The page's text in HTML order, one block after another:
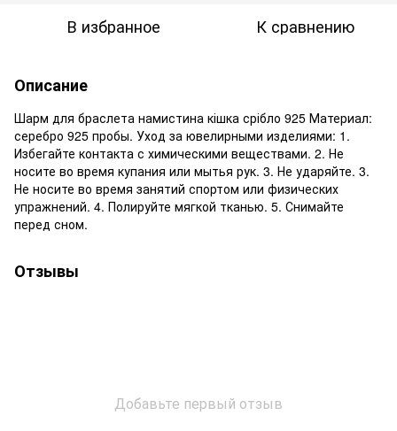
В избранное К сравнению
Описание
Шарм для браслета намистина кішка срібло 925 Материал:
серебро 925 пробы. Уход за ювелирными изделиями: 1.
Избегайте контакта с химическими веществами. 2. Не
носите во время купания или мытья рук. 3. Не ударяйте. 3.
Не носите во время занятий спортом или физических
упражнений. 4. Полируйте мягкой тканью. 5. Снимайте
перед сном.
Отзывы
Добавьте первый отзыв